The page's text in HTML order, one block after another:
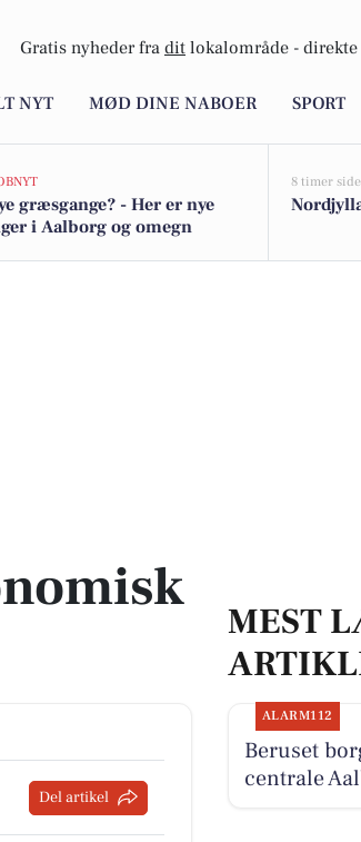
Gratis nyheder fra dit lokalområde -
NYT MØD DINE NABOER SPORT
græsgange? - Her er nye
i Aalborg og omegn
8 timer
Del artikel
MEST
ALARM112
Beruset
centrale